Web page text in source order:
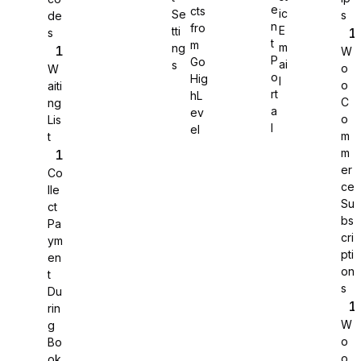
WS Forms
WooCommerce
Easy Digital Downloads
de
s
W
aiti
ng
Lis
t
Co
lle
ct
Pa
ym
en
t
Du
rin
g
Bo
Se
tti
ng
s
cts
fro
m
Go
Hig
hL
ev
el
e
n
t
P
o
rt
a
ic
E
m
ai
s
W
o
o
C
o
m
m
er
ce
Su
bs
cri
pti
on
s
W
o